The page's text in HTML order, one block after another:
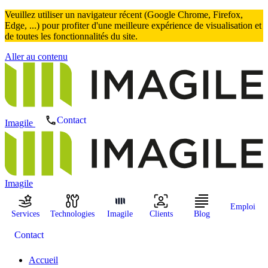
Veuillez utiliser un navigateur récent (Google Chrome, Firefox,
Edge, ...) pour profiter d'une meilleure expérience de visualisation et
de toutes les fonctionnalités du site.
Aller au contenu
Imagile Contact
Imagile
Services Technologies Imagile Clients Blog
Emploi
Contact
Accueil